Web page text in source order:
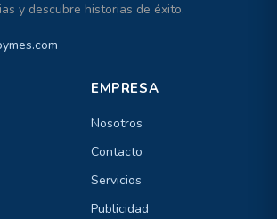
y descubre historias de éxito.
EMPRESA
Nosotros
Contacto
Servicios
Publicidad